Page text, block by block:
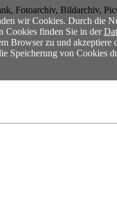
wir Cookies. Durch die
Cookies finden Sie in der
Browser zu und akzeptiere
Speicherung von Cookies